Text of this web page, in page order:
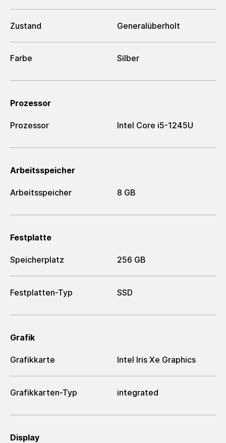
Zustand Generalüberholt
Farbe Silber
Prozessor
Prozessor Intel Core i5-1245U
Arbeitsspeicher
Arbeitsspeicher 8 GB
Festplatte
Speicherplatz 256 GB
Festplatten-Typ SSD
Grafik
Grafikkarte Intel Iris Xe Graphics
Grafikkarten-Typ integrated
Display